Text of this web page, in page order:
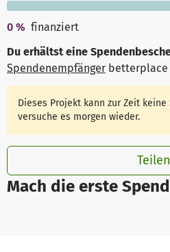
Mach die erste
0 % finanziert
Du erhältst eine
Spendenempfänger betterplace
Dieses Projekt kann zur Zeit
versuche es morgen wieder.
Teilen